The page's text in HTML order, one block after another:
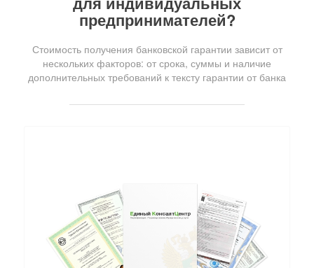
предпринимателей?
Стоимость получения банковской гарантии зависит от
нескольких факторов: от срока, суммы и наличие
дополнительных требований к тексту гарантии от банка